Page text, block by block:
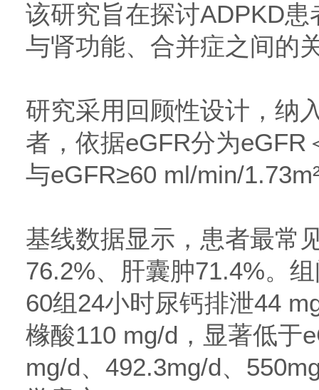
该研究旨在探讨ADPKD
与肾功能、合并症之间的
研究采用回顾性设计，纳
者，依据eGFR分为eGFR
与eGFR≥60 ml/min/
基线数据显示，患者最常
76.2%、肝囊肿71.4%。
60组24小时尿钙排泄44
橼酸110 mg/d，显著低于
mg/d、492.3mg/d、